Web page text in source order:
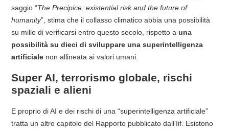
saggio “The Precipice: existential risk and the future of
humanity”, stima che il collasso climatico abbia una possibilità
su mille di verificarsi entro questo secolo, rispetto a una
possibilità su dieci di sviluppare una superintelligenza
artificiale non allineata ai valori umani.
Super AI, terrorismo globale, rischi
spaziali e alieni
E proprio di AI e dei rischi di una “superintelligenza artificiale”
tratta un altro capitolo del Rapporto pubblicato dall’Iif. Esistono